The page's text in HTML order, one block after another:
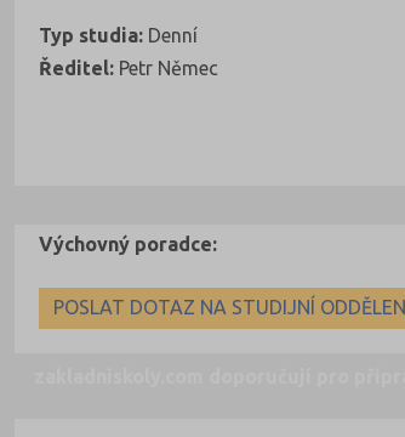
Typ studia: Denní
Ředitel: Petr Němec
Výchovný poradce:
POSLAT DOTAZ NA STUDIJNÍ ODDĚLENÍ